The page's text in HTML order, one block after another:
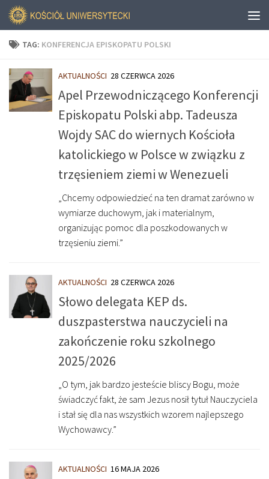
TAG: KONFERENCJA EPISKOPATU POLSKI
AKTUALNOŚCI 28 CZERWCA 2026
Apel Przewodniczącego Konferencji
Episkopatu Polski abp. Tadeusza
Wojdy SAC do wiernych Kościoła
katolickiego w Polsce w związku z
trzęsieniem ziemi w Wenezueli
„Chcemy odpowiedzieć na ten dramat zarówno w
wymiarze duchowym, jak i materialnym,
organizując pomoc dla poszkodowanych w
trzęsieniu ziemi.”
AKTUALNOŚCI 28 CZERWCA 2026
Słowo delegata KEP ds.
duszpasterstwa nauczycieli na
zakończenie roku szkolnego
2025/2026
„O tym, jak bardzo jesteście bliscy Bogu, może
świadczyć fakt, że sam Jezus nosił tytuł Nauczyciela
i stał się dla nas wszystkich wzorem najlepszego
Wychowawcy.”
AKTUALNOŚCI 16 MAJA 2026